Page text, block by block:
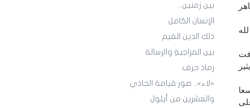
بين زمنين..
الإنسان الكامل
ذلك الدين القيم
بين المزاجيةِ والرسالة
رماد حرف
«لاء».. صور قيامة الحادي
والعشرين من أيلول